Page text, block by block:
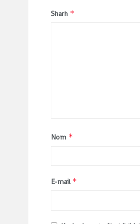
Sharh *
Nom *
E-mail *